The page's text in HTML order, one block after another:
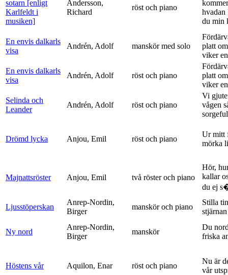
sotarn [enligt
Karlfeldt i
musiken]
Andersson,
Richard
röst och piano
hvadan
du min
En envis dalkarls
visa
Andrén, Adolf manskör med solo
platt
viker
En envis dalkarls
visa
Andrén, Adolf röst och piano
platt
viker
Selinda och
Leander
Andrén, Adolf röst och piano
Vi
vågen
Drömd lycka Anjou, Emil röst och piano
Ur mitt
mörka
Majnattsröster Anjou, Emil två röster och piano
Hör,
kallar
du ej
Ljusstöperskan
Anrep-Nordin,
Birger
manskör och piano
Stilla
stjärnan
Ny nord
Anrep-Nordin,
Birger
manskör
Du
friska
Höstens vår Aquilon, Enar röst och piano
Nu är
vår